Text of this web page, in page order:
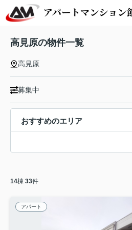
高見原の物件一覧
高見原
募集中
おすすめのエリア
14棟 33件
アパート